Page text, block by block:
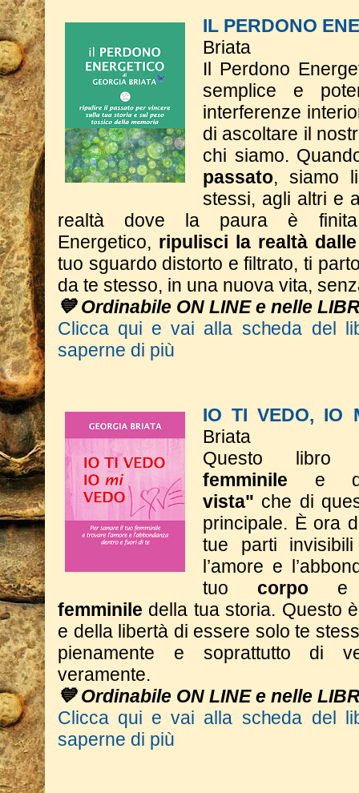
IL PERDONO
Briata
Il Perdono
semplice e
interferenze
di ascoltare il
chi siamo.
passato, siamo
stessi, agli altri e
realtà dove la paura è
Energetico, ripulisci la realtà
tuo sguardo distorto e filtrato, ti
da te stesso, in una nuova vita,
💙 Ordinabile ON LINE e nelle
Clicca qui e vai alla scheda del
saperne di più
IO TI VEDO, IO
Briata
Questo libro
femminile e
vista" che di
principale. È ora
tue parti
l’amore e
tuo corpo
femminile della tua storia. Questo
e della libertà di essere solo te
pienamente e soprattutto di
veramente.
💙 Ordinabile ON LINE e nelle
Clicca qui e vai alla scheda del
saperne di più